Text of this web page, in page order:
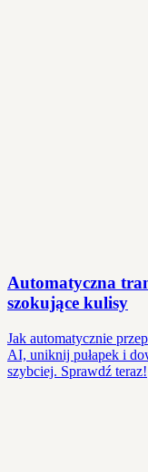
Automatyczna
szokujące kulisy
Jak automatycznie
AI, uniknij pułapek i
szybciej. Sprawdź teraz!